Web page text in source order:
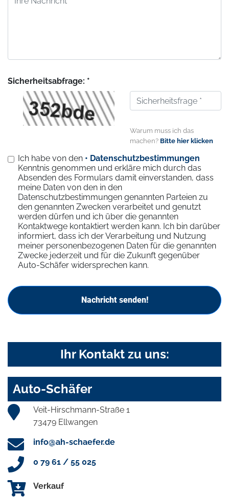
Sicherheitsabfrage: *
Warum muss ich das
machen? Bitte hier klicken
Ich habe von den • Datenschutzbestimmungen
Kenntnis genommen und erkläre mich durch das
Absenden des Formulars damit einverstanden, dass
meine Daten von den in den
Datenschutzbestimmungen genannten Parteien zu
den genannten Zwecken verarbeitet und genutzt
werden dürfen und ich über die genannten
Kontaktwege kontaktiert werden kann. Ich bin darüber
informiert, dass ich der Verarbeitung und Nutzung
meiner personenbezogenen Daten für die genannten
Zwecke jederzeit und für die Zukunft gegenüber
Auto-Schäfer widersprechen kann.
Nachricht senden!
Ihr Kontakt zu uns:
Auto-Schäfer
Veit-Hirschmann-Straße 1
73479 Ellwangen
info@ah-schaefer.de
0 79 61 / 55 025
Verkauf